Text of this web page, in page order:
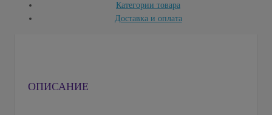
Категории товара
Доставка и оплата
ОПИСАНИЕ